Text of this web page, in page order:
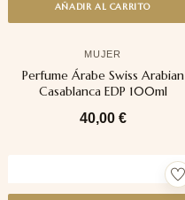
AÑADIR AL CARRITO
MUJER
Perfume Árabe Swiss Arabian
Casablanca EDP 100ml
40,00 €